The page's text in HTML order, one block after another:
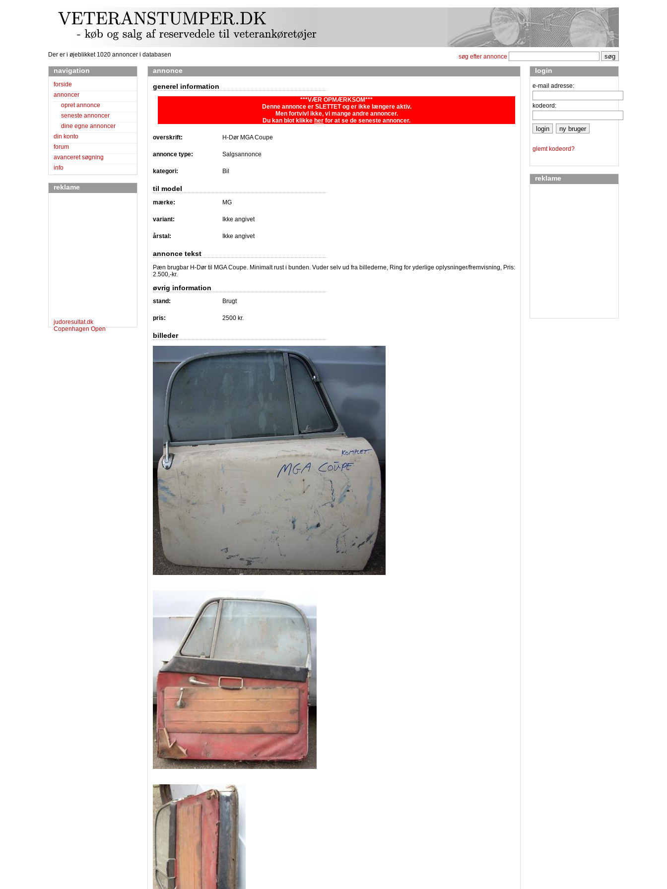
Der er i øjeblikket 1020 annoncer i databasen søg efter annonce
navigation
forside
annoncer
opret annonce
seneste annoncer
dine egne annoncer
din konto
forum
avanceret søgning
info
reklame
judoresultat.dk
Copenhagen Open
login
e-mail adresse:
kodeord:
glemt kodeord?
reklame
annonce
generel information
***VÆR OPMÆRKSOM***
Denne annonce er SLETTET og er ikke længere aktiv.
Men fortvivl ikke, vi mange andre annoncer.
Du kan blot klikke her for at se de seneste annoncer.
overskrift: H-Dør MGA Coupe
annonce type: Salgsannonce
kategori: Bil
til model
mærke: MG
variant: Ikke angivet
årstal: Ikke angivet
annonce tekst
Pæn brugbar H-Dør til MGA Coupe. Minimalt rust i bunden. Vuder selv ud fra billederne, Ring for yderlige oplysninger/fremvisning, Pris:
2.500,-kr.
øvrig information
stand: Brugt
pris: 2500 kr.
billeder